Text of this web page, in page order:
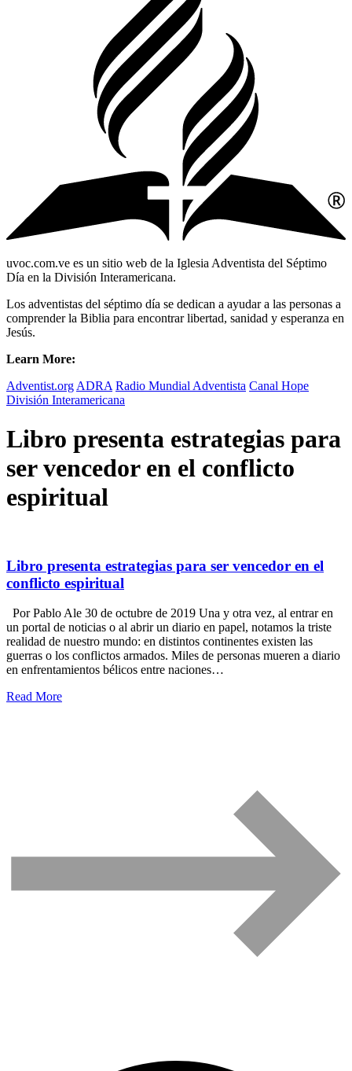
uvoc.com.ve es un sitio web de la Iglesia Adventista del Séptimo
Día en la División Interamericana.
Los adventistas del séptimo día se dedican a ayudar a las personas a
comprender la Biblia para encontrar libertad, sanidad y esperanza en
Jesús.
Learn More:
Adventist.org ADRA Radio Mundial Adventista Canal Hope
División Interamericana
Libro presenta estrategias para
ser vencedor en el conflicto
espiritual
Libro presenta estrategias para ser vencedor en el
conflicto espiritual
Por Pablo Ale 30 de octubre de 2019 Una y otra vez, al entrar en
un portal de noticias o al abrir un diario en papel, notamos la triste
realidad de nuestro mundo: en distintos continentes existen las
guerras o los conflictos armados. Miles de personas mueren a diario
en enfrentamientos bélicos entre naciones…
Read More